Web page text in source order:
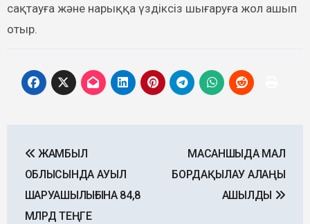
сақтауға және нарыққа үздіксіз шығаруға жол ашып
отыр.
navigation
ЖАМБЫЛ
ОБЛЫСЫНДА АУЫЛ
ШАРУАШЫЛЫҒЫНА 84,8
МЛРД ТЕҢГЕ
МАСАНШЫДА МАЛ
БОРДАҚЫЛАУ АЛАҢЫ
АШЫЛДЫ